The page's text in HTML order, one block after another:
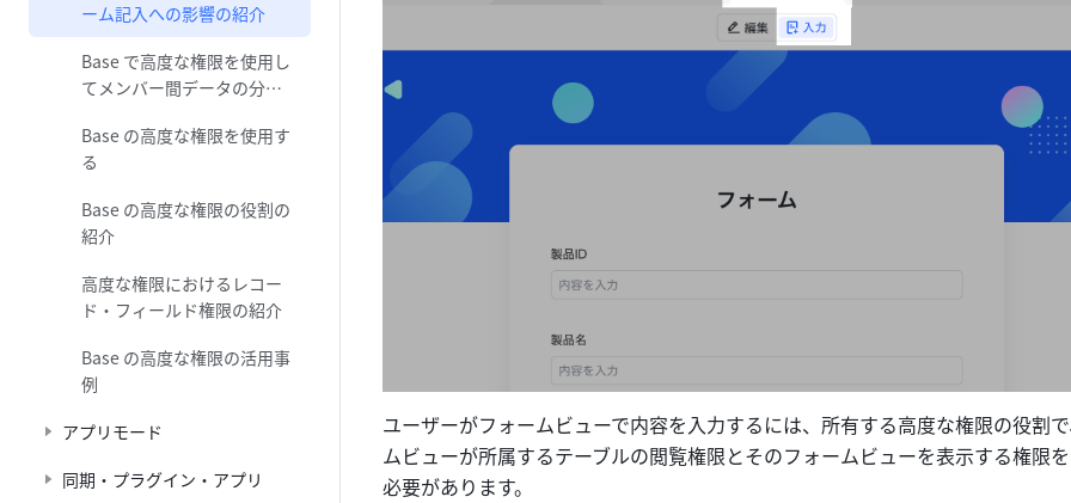
ーム記入への影響の紹介
Base で高度な権限を使用し
てメンバー間データの分離
Base の高度な権限を使用す
る
Base の高度な権限の役割の
紹介
高度な権限におけるレコー
ド・フィールド権限の紹介
Base の高度な権限の活用事
例
アプリモード
同期・プラグイン・アプリ
ユーザーがフォームビューで内容を入力するには、所有する高度な権限の役割
ムビューが所属するテーブルの閲覧権限とそのフォームビューを表示する権限
必要があります。